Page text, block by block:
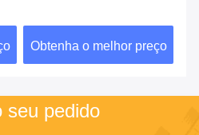
Obtenha o melhor preço
seu pedido